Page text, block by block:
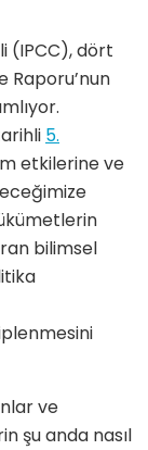
(IPCC), dört
Raporu’nun
5.
etkilerine ve
bilimsel
ve
şu anda nasıl